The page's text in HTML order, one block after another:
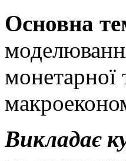
Основна
монетарної
Викладає